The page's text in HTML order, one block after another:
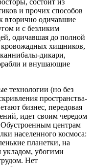
и прочих способов
вторично одичавшие
и с безликим
одичавшая до полной
кровожадных хищников,
дикари,
и внушающие
технологии (но без
пространства-
бизнес, передовая
идет своим чередом
центрам
населенного космоса:
планетки, на
убогими
Нет